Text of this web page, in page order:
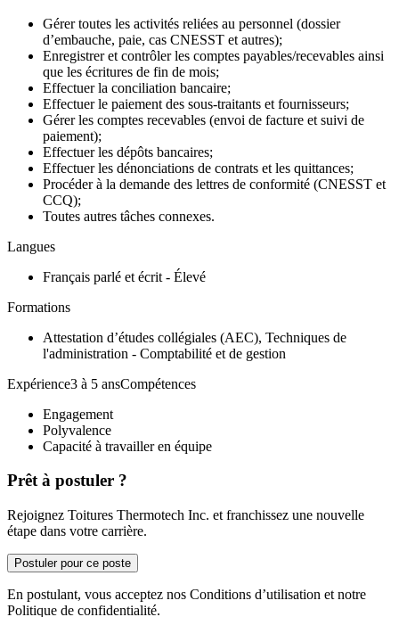
Gérer toutes les activités reliées au personnel (dossier
d’embauche, paie, cas CNESST et autres);
Enregistrer et contrôler les comptes payables/recevables ainsi
que les écritures de fin de mois;
Effectuer la conciliation bancaire;
Effectuer le paiement des sous-traitants et fournisseurs;
Gérer les comptes recevables (envoi de facture et suivi de
paiement);
Effectuer les dépôts bancaires;
Effectuer les dénonciations de contrats et les quittances;
Procéder à la demande des lettres de conformité (CNESST et
CCQ);
Toutes autres tâches connexes.
Langues
Français parlé et écrit - Élevé
Formations
Attestation d’études collégiales (AEC), Techniques de
l'administration - Comptabilité et de gestion
Expérience3 à 5 ansCompétences
Engagement
Polyvalence
Capacité à travailler en équipe
Prêt à postuler ?
Rejoignez Toitures Thermotech Inc. et franchissez une nouvelle
étape dans votre carrière.
Postuler pour ce poste
En postulant, vous acceptez nos Conditions d’utilisation et notre
Politique de confidentialité.